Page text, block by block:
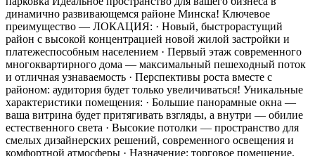
динамично развивающемся районе Минска! Ключевое
преимущество — ЛОКАЦИЯ: · Новый, быстрорастущий
район с высокой концентрацией новой жилой застройки и
платежеспособным населением · Первый этаж современного
многоквартирного дома — максимальный пешеходный поток
и отличная узнаваемость · Перспективы роста вместе с
районом: аудитория будет только увеличиваться! Уникальные
характеристики помещения: · Большие панорамные окна —
ваша витрина будет притягивать взгляды, а внутри — обилие
естественного света · Высокие потолки — пространство для
смелых дизайнерских решений, современного освещения и
комфортной атмосферы · Назначение: торговое помещение,